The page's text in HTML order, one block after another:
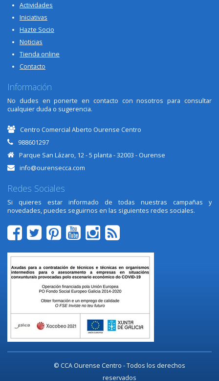
Actividades
Iniciativas
Hazte Socio
Noticias
Tienda online
Contacto
Información
No dudes en ponerte en contacto con nosotros para consultar
cualquier duda o sugerencia.
Centro Comercial Aberto Ourense Centro
988601297
Parque San Lázaro, 12 - 5 planta - 32003 - Ourense
info@ourensecca.com
Redes Sociales
Si quieres estar informado de todas nuestras campañas y
novedades, puedes seguirnos en las siguientes redes sociales.
© CCA Ourense Centro - Todos los derechos
reservados